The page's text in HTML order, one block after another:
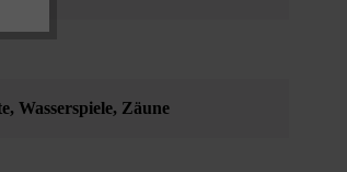
, Wasserspiele, Zäune